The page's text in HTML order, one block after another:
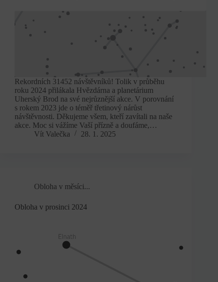
Rekordních 31452 návštěvníků! Tolik v průběhu
roku 2024 přilákala Hvězdárna a planetárium
Uherský Brod na své nejrůznější akce. V porovnání
s rokem 2023 jde o téměř třetinový nárůst
návštěvnosti. Děkujeme všem, kteří zavítali na naše
akce. Moc si vážíme Vaší přízně a doufáme,…
Vít Valečka
28. 1. 2025
Obloha v měsíci...
Obloha v prosinci 2024